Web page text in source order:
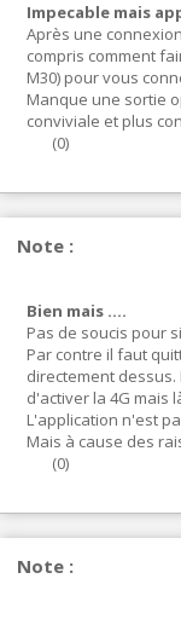
Impecable mais
Après une
compris comment
M30) pour vous
Manque une sortie
conviviale et plus
(0)
Note :
Bien mais ....
Pas de soucis pour
Par contre il faut
directement
d'activer la 4G mais
L'application n'est
Mais à cause des
(0)
Note :